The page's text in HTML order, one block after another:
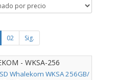
02 Sig.
- WKSA-256
Whalekom WKSA 256GB/